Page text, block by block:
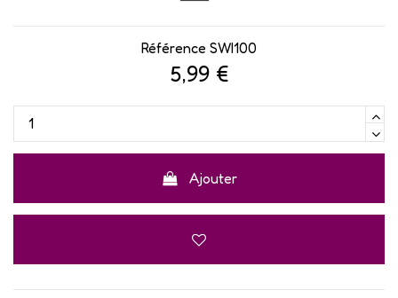
Référence SWI100
5,99 €
Ajouter